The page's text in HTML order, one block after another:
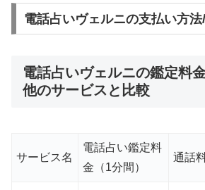
電話占いヴェルニの支払い方
電話占いヴェルニの鑑定料
他のサービスと比較
サービス名
電話占い鑑定料
金（1分間）
通話